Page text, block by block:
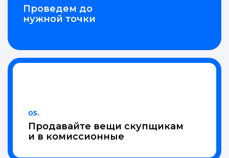
Проведем до
нужной точки
05.
Продавайте вещи скупщикам
и в комиссионные